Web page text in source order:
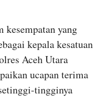
yang
kepala kesatuan
Aceh Utara
ucapan terima
tingginya